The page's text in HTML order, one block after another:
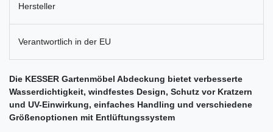
Hersteller
Verantwortlich in der EU
Die KESSER Gartenmöbel Abdeckung bietet verbesserte
Wasserdichtigkeit, windfestes Design, Schutz vor Kratzern
und UV-Einwirkung, einfaches Handling und verschiedene
Größenoptionen mit Entlüftungssystem